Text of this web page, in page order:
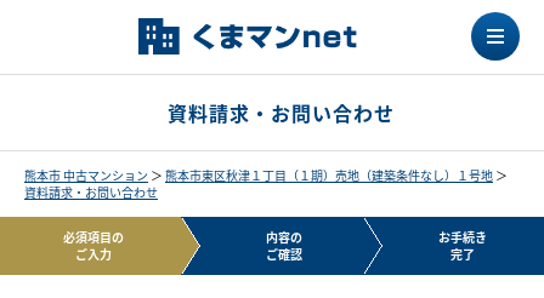
資料請求・お問い合わせ
熊本市 中古マンション ＞ 熊本市東区秋津１丁目（１期）売地（建築条件なし）１号地 ＞
資料請求・お問い合わせ
必須項目の
ご入力
内容の
ご確認
お手続き
完了